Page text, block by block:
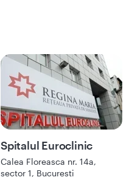
Spitalul Euroclinic
Calea Floreasca nr. 14a,
sector 1, Bucuresti